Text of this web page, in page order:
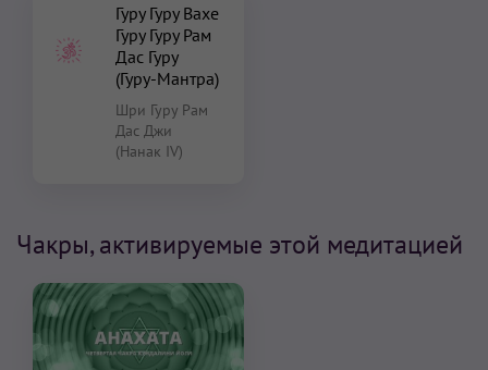
Гуру Гуру Вахе
Гуру Гуру Рам
Дас Гуру
(Гуру-Мантра)
Шри Гуру Рам
Дас Джи
(Нанак IV)
Чакры, активируемые этой медитацией